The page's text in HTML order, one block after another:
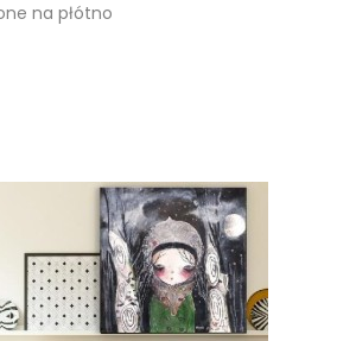
na płótno